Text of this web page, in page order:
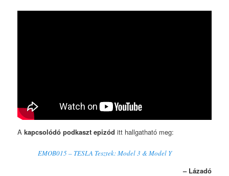
Akapcsolódó podkaszt epizód itt hallgatható meg:
EMOB015 – TESLA Tesztek: Model 3 & Model Y
– Lázadó